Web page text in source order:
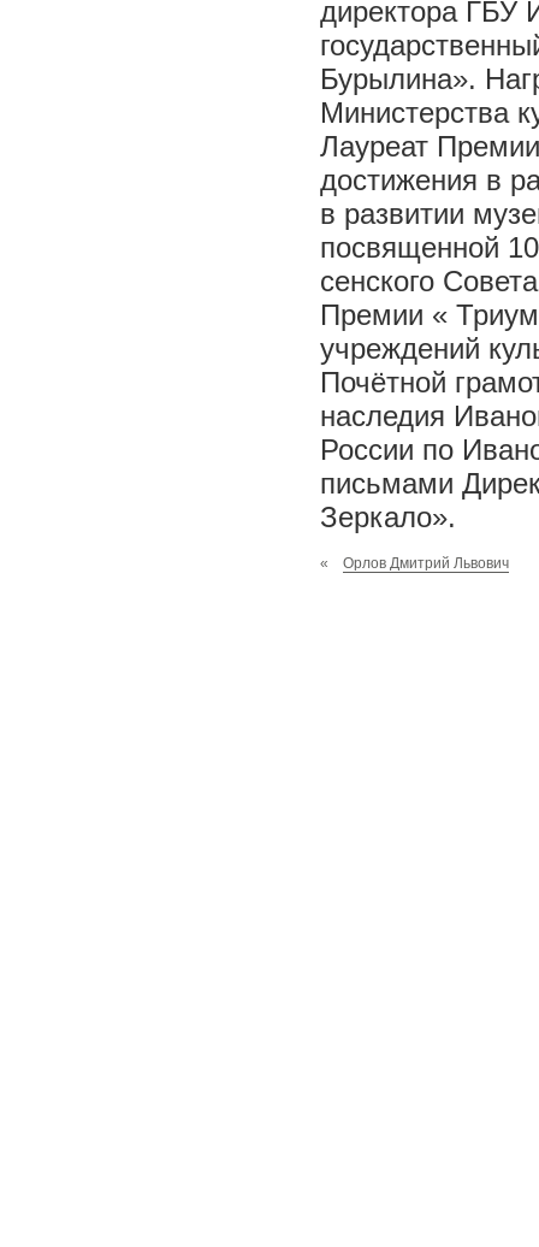
директора ГБУ
Бурылина».
Министерства
Лауреат
достижения в
в развитии
посвященной
сенского
Премии «
учреждений
Почётной
наследия
России по
письмами
Зеркало».
« Орлов Дмитрий Львович